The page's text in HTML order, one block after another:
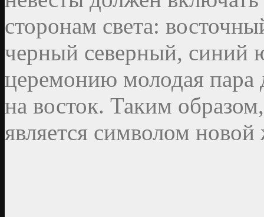
сторонам света:
черный северный,
церемонию молодая пара
на восток. Таким
является символом